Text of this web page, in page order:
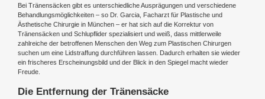
Bei Tränensäcken gibt es unterschiedliche Ausprägungen und verschiedene
Behandlungsmöglichkeiten – so Dr. Garcia, Facharzt für Plastische und
Ästhetische Chirurgie in München – er hat sich auf die Korrektur von
Tränensäcken und Schlupflider spezialisiert und weiß, dass mittlerweile
zahlreiche der betroffenen Menschen den Weg zum Plastischen Chirurgen
suchen um eine Lidstraffung durchführen lassen. Dadurch erhalten sie wieder
ein frischeres Erscheinungsbild und der Blick in den Spiegel macht wieder
Freude.
Die Entfernung der Tränensäcke